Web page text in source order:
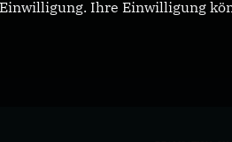
Ihre Einwilligung